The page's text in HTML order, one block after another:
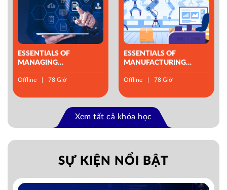
ESSENTIALS OF
MANAGING
OPERATIONS
Offline 78 Giờ
ESSENTIALS OF
MANUFACTURING
MANAGEMENT
Offline 78 Giờ
Xem tất cả khóa học
SỰ KIỆN NỔI BẬT